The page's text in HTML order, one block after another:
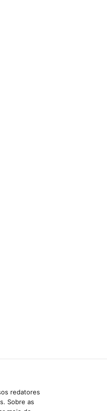
redatores
Sobre as